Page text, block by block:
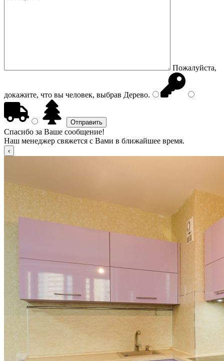
Пожалуйста,
докажите, что вы человек, выбрав Дерево.
Спасибо за Ваше сообщение!
Наш менеджер свяжется с Вами в ближайшее время.